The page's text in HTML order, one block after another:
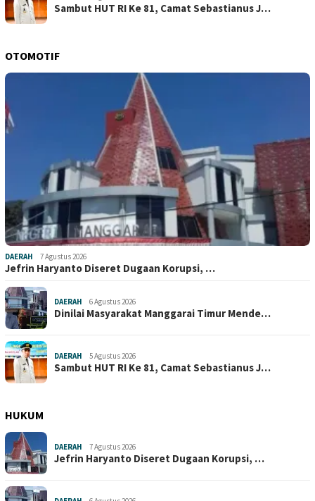
Sambut HUT RI Ke 81, Camat Sebastianus J…
OTOMOTIF
DAERAH 7 Agustus 2026
Jefrin Haryanto Diseret Dugaan Korupsi, …
DAERAH 6 Agustus 2026
Dinilai Masyarakat Manggarai Timur Mende…
DAERAH 5 Agustus 2026
Sambut HUT RI Ke 81, Camat Sebastianus J…
HUKUM
DAERAH 7 Agustus 2026
Jefrin Haryanto Diseret Dugaan Korupsi, …